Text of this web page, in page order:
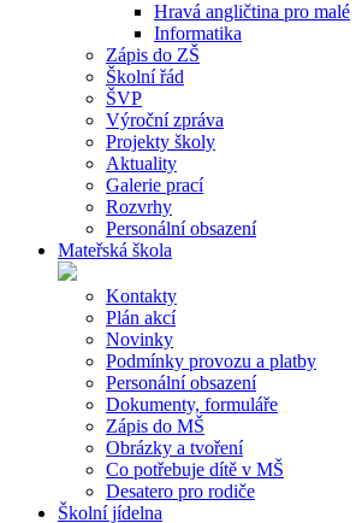
Hravá angličtina pro malé
Informatika
Zápis do ZŠ
Školní řád
ŠVP
Výroční zpráva
Projekty školy
Aktuality
Galerie prací
Rozvrhy
Personální obsazení
Mateřská škola
Kontakty
Plán akcí
Novinky
Podmínky provozu a platby
Personální obsazení
Dokumenty, formuláře
Zápis do MŠ
Obrázky a tvoření
Co potřebuje dítě v MŠ
Desatero pro rodiče
Školní jídelna